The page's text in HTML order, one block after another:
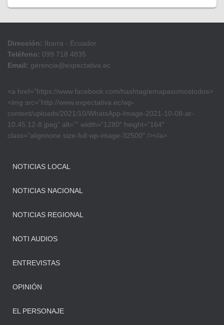
Dirección: Ibarra - Ecuador
Teléfono: 099 718 4835
Email: gerencia@expectativa.ec
<a href=”https://www.facebook.com/hashtag/emapasomostodos>
<img src=”http://www.expectativa.ec/wp-
content/uploads/2021/10/WhatsApp-Image-2021-10-08-at-
10.45.12-8.jpeg” alt=”” width=”1280″ height=”164″
class=”alignnone size-full wp-image-32500″ /></a>
NOTICIAS LOCAL
NOTICIAS NACIONAL
NOTICIAS REGIONAL
NOTI AUDIOS
ENTREVISTAS
OPINIÓN
EL PERSONAJE